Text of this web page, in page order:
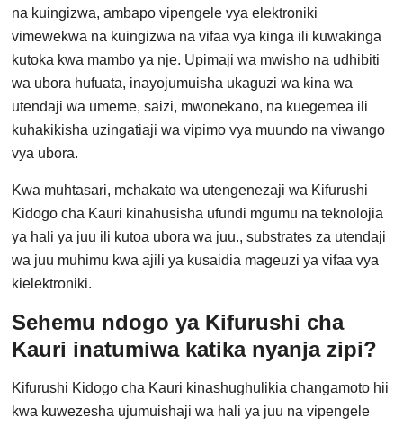
na kuingizwa, ambapo vipengele vya elektroniki
vimewekwa na kuingizwa na vifaa vya kinga ili kuwakinga
kutoka kwa mambo ya nje. Upimaji wa mwisho na udhibiti
wa ubora hufuata, inayojumuisha ukaguzi wa kina wa
utendaji wa umeme, saizi, mwonekano, na kuegemea ili
kuhakikisha uzingatiaji wa vipimo vya muundo na viwango
vya ubora.
Kwa muhtasari, mchakato wa utengenezaji wa Kifurushi
Kidogo cha Kauri kinahusisha ufundi mgumu na teknolojia
ya hali ya juu ili kutoa ubora wa juu., substrates za utendaji
wa juu muhimu kwa ajili ya kusaidia mageuzi ya vifaa vya
kielektroniki.
Sehemu ndogo ya Kifurushi cha
Kauri inatumiwa katika nyanja zipi?
Kifurushi Kidogo cha Kauri kinashughulikia changamoto hii
kwa kuwezesha ujumuishaji wa hali ya juu na vipengele